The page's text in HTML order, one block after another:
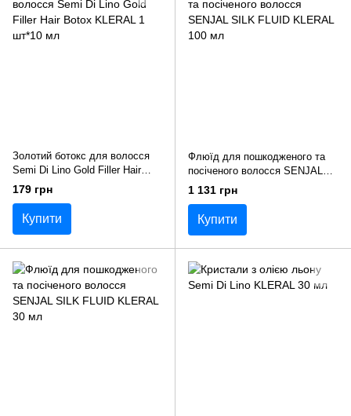
Золотий ботокс для волосся
Semi Di Lino Gold Filler Hair
Botox KLERAL 1 шт*10 мл
179 грн
Купити
Флюїд для пошкодженого та
посіченого волосся SENJAL
SILK FLUID KLERAL 100 мл
1 131 грн
Купити